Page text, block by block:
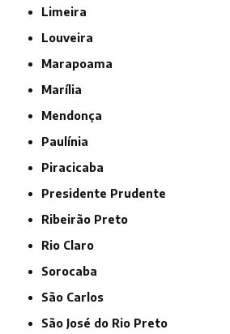
Limeira
Louveira
Marapoama
Marília
Mendonça
Paulínia
Piracicaba
Presidente Prudente
Ribeirão Preto
Rio Claro
Sorocaba
São Carlos
São José do Rio Preto